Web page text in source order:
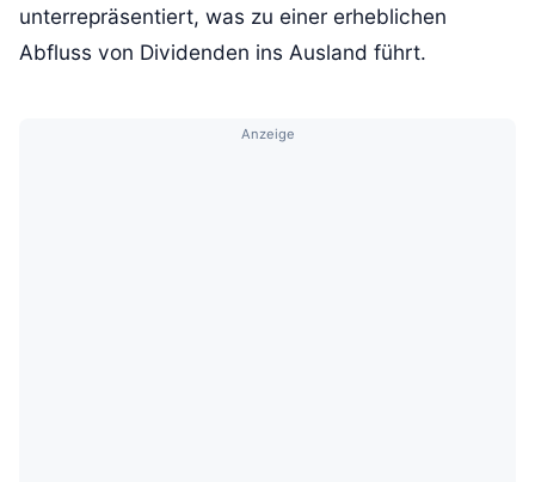
unterrepräsentiert, was zu einer erheblichen
Abfluss von Dividenden ins Ausland führt.